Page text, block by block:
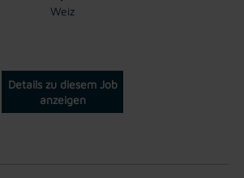
Weiz
Details zu diesem Job
anzeigen